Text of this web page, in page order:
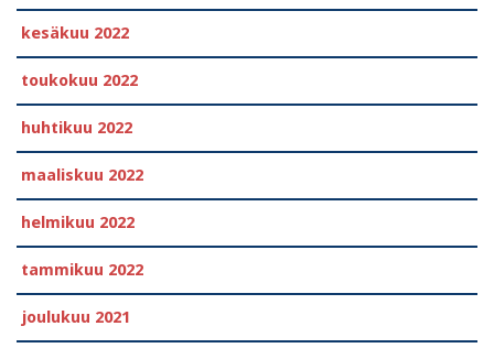
kesäkuu 2022
toukokuu 2022
huhtikuu 2022
maaliskuu 2022
helmikuu 2022
tammikuu 2022
joulukuu 2021